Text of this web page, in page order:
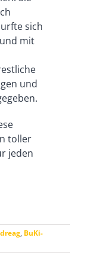
sich
mit
und
toller
jeden
, BuKi-